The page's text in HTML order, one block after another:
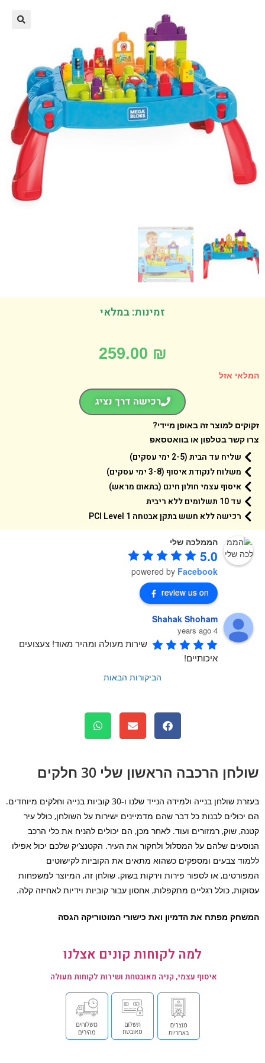
זמינות: במלאי
259.00
אזל
רכישה דרך נציג
למוצר זה באופן מיידי?
קשר בטלפון או בוואטסאפ
שליח עד הבית (2-5 ימי עסקים)
משלוח לנקודת איסוף (3-8 ימי עסקים)
איסוף עצמי חולון חינם (בתאום מראש)
עד 10 תשלומים ללא ריבית
רכישה ללא חשש בתקן אבטחה 1 PCI Level
הממלכה שלי
5.0
powered byFacebook
review us on
Shahak Shoham
4 years ago
שירות מעולה ומהיר מאוד! צעצועים
איכותיים!
הביקורות הבאות
הרכבה הראשון שלי 30 חלקים
בעזרת שולחן בנייה ולמידה הנייד שלנו ו-30 קוביות בנייה וחלקים מיוחדים.
לבנות כל דבר שהם מדמיינים ישירות על השולחן, כולל עיר
שוק, רמזורים ועוד. לאחר מכן, הם יכולים להניח את כלי הרכב
שלהם על המסלול ולחקור את העיר. הקטנצ’יק שלכם יכול אפילו
צבעים ומספקים כשהוא מתאים את הקוביות לקישוטים
או לספור פירות וירקות בשוק. שולחן זה, המיוצר למשפחות
כולל רגליים מתקפלות, אחסון עבור קוביות וידיות לאחיזה קלה.
מפתח את הדמיון ואת כישורי המוטוריקה הגסה
למה לקוחות קונים אצלנו
איסוף עצמי, קניה מאובטחת ושירות לקוחות מעולה